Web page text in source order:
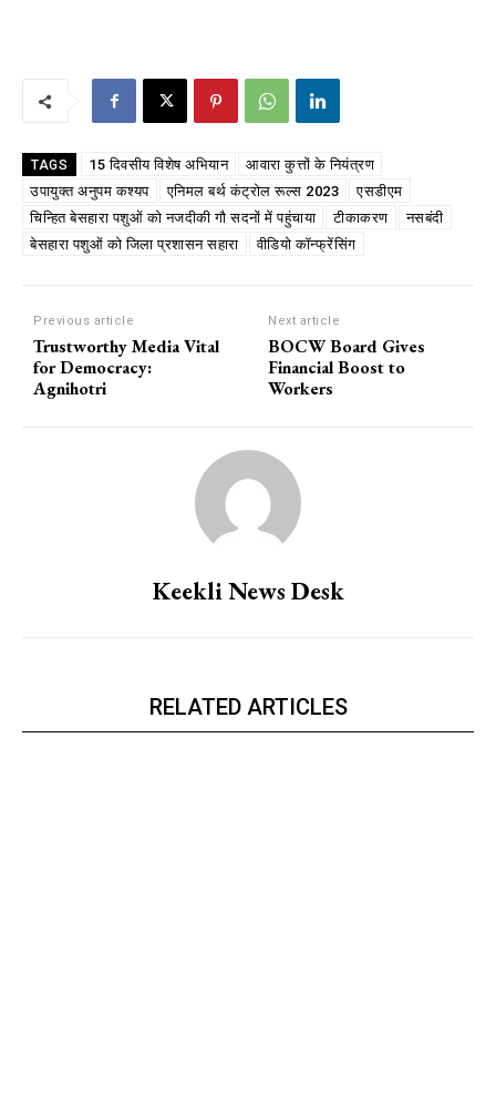
TAGS 15 दिवसीय विशेष अभियान
आवारा कुत्तों के नियंत्रण
उपायुक्त अनुपम कश्यप
एनिमल बर्थ कंट्रोल रूल्स 2023
एसडीएम
चिन्हित बेसहारा पशुओं को नजदीकी गौ सदनों में पहुंचाया
टीकाकरण
नसबंदी
बेसहारा पशुओं को जिला प्रशासन सहारा
वीडियो कॉन्फ्रेंसिंग
Previous article
Trustworthy Media Vital
for Democracy:
Agnihotri
Next article
BOCW Board Gives
Financial Boost to
Workers
Keekli News Desk
RELATED ARTICLES